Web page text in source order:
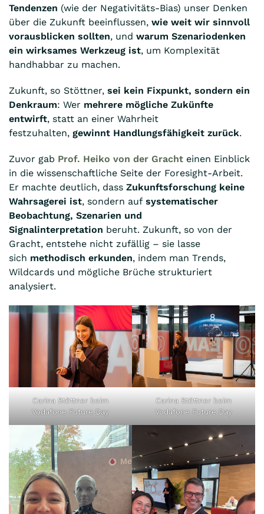
Tendenzen (wie der Negativitäts-Bias) unser Denken
über die Zukunft beeinflussen, wie weit wir sinnvoll
vorausblicken sollten, und warum Szenariodenken
ein wirksames Werkzeug ist, um Komplexität
handhabbar zu machen.
Zukunft, so Stöttner, sei kein Fixpunkt, sondern ein
Denkraum: Wer mehrere mögliche Zukünfte
entwirft, statt an einer Wahrheit
festzuhalten, gewinnt Handlungsfähigkeit zurück.
Zuvor gab Prof. Heiko von der Gracht einen Einblick
in die wissenschaftliche Seite der Foresight-Arbeit.
Er machte deutlich, dass Zukunftsforschung keine
Wahrsagerei ist, sondern auf systematischer
Beobachtung, Szenarien und
Signalinterpretation beruht. Zukunft, so von der
Gracht, entstehe nicht zufällig – sie lasse
sich methodisch erkunden, indem man Trends,
Wildcards und mögliche Brüche strukturiert
analysiert.
Carina Stöttner beim
Vodafone Future Day
Carina Stöttner beim
Vodafone Future Day